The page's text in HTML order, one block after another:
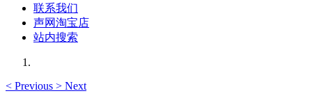
联系我们
声网淘宝店
站内搜索
< Previous > Next